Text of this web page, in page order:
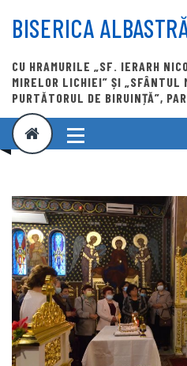
content
BISERICA
CU HRAMURILE „SF. IERARH
MIRELOR LICHIEI” ȘI „SFÂNTUL
PURTĂTORUL DE BIRUINȚĂ”,